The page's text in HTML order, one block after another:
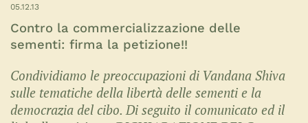
05.12.13
Contro la commercializzazione delle
sementi: firma la petizione!!
Condividiamo le preoccupazioni di Vandana Shiva
sulle tematiche della libertà delle sementi e la
democrazia del cibo. Di seguito il comunicato ed il